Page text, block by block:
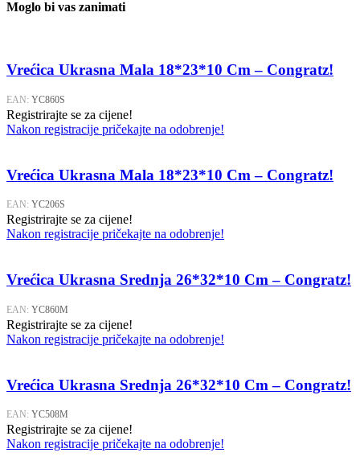
Moglo bi vas zanimati
Vrećica Ukrasna Mala 18*23*10 Cm – Congratz!
EAN: YC860S
Registrirajte se za cijene!
Nakon registracije pričekajte na odobrenje!
Vrećica Ukrasna Mala 18*23*10 Cm – Congratz!
EAN: YC206S
Registrirajte se za cijene!
Nakon registracije pričekajte na odobrenje!
Vrećica Ukrasna Srednja 26*32*10 Cm – Congratz!
EAN: YC860M
Registrirajte se za cijene!
Nakon registracije pričekajte na odobrenje!
Vrećica Ukrasna Srednja 26*32*10 Cm – Congratz!
EAN: YC508M
Registrirajte se za cijene!
Nakon registracije pričekajte na odobrenje!